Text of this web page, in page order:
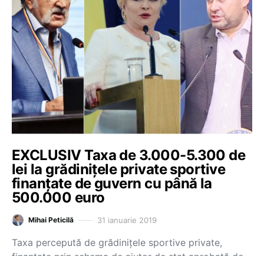
EXCLUSIV Taxa de 3.000-5.300 de
lei la grădinițele private sportive
finanțate de guvern cu până la
500.000 euro
Mihai Peticilă 31 ianuarie 2019
Taxa percepută de grădinițele sportive private,